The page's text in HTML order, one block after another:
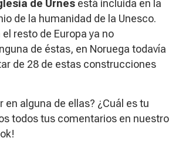
de Urnes está incluida en la
de la humanidad de la Unesco.
resto de Europa ya no
de éstas, en Noruega todavía
de 28 de estas construcciones
en alguna de ellas? ¿Cuál es tu
todos tus comentarios en nuestro